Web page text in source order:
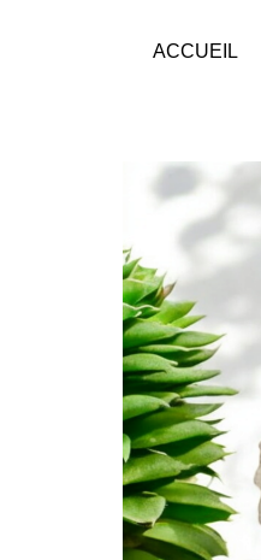
ACCUEIL